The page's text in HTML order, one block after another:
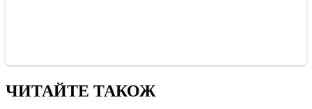
ЧИТАЙТЕ ТАКОЖ